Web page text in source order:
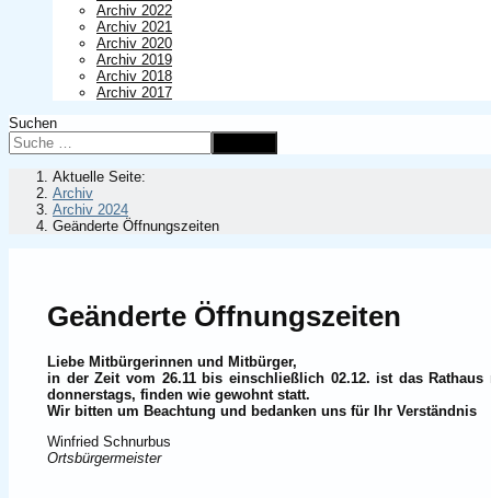
Archiv 2022
Archiv 2021
Archiv 2020
Archiv 2019
Archiv 2018
Archiv 2017
Suchen
Aktuelle Seite:
Archiv
Archiv 2024
Geänderte Öffnungszeiten
Geänderte Öffnungszeiten
Liebe Mitbürgerinnen und Mitbürger,
in der Zeit vom 26.11 bis einschließlich 02.12. ist das
donnerstags, finden wie gewohnt statt.
Wir bitten um Beachtung und bedanken uns für Ihr Verständnis
Winfried Schnurbus
Ortsbürgermeister